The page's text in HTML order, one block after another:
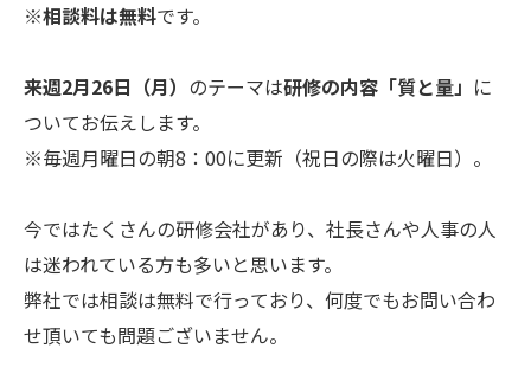
※相談料は無料です。
来週2月26日（月） のテーマは研修の内容 「質と量」 に
ついてお伝えします。
※毎週月曜日の朝8：00に更新（祝日の際は火曜日）。
今ではたくさんの研修会社があり、社長さんや人事の人
は迷われている方も多いと思います。
弊社では相談は無料で行っており、何度でもお問い合わ
せ頂いても問題ございません。